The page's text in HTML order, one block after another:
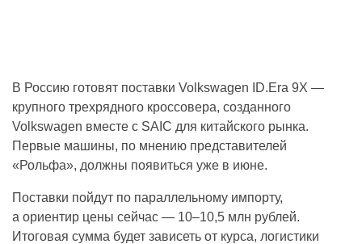
В Россию готовят поставки Volkswagen ID.Era 9X —
крупного трехрядного кроссовера, созданного
Volkswagen вместе с SAIC для китайского рынка.
Первые машины, по мнению представителей
«Рольфа», должны появиться уже в июне.
Поставки пойдут по параллельному импорту,
а ориентир цены сейчас — 10–10,5 млн рублей.
Итоговая сумма будет зависеть от курса, логистики